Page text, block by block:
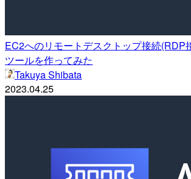
EC2へのリモートデスクトップ接続(RDP
ツールを作ってみた
Takuya Shibata
2023.04.25